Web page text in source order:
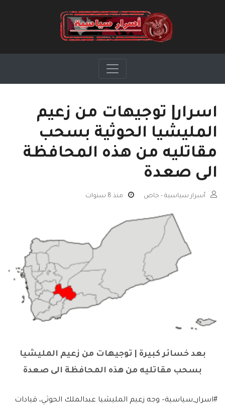
اسرار| توجيهات من زعيم
المليشيا الحوثية بسحب
مقاتليه من هذه المحافظة
الى صعدة
أسرار سياسية - خاص منذ 8 سنوات
بعد خسائر كبيرة | توجيهات من زعيم المليشيا
بسحب مقاتليه من هذه المحافظة الى صعدة
#اسرار_سياسية– وجه زعيم المليشيا عبدالملك الحوثي، قيادات